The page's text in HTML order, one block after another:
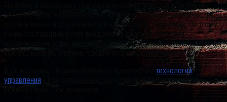
Поэтому в некоторых транспортно-логистических компаниях
работа с удовлетворенностью клиентов и повышение качества
обслуживания воспринимаются как элемент стратегии. Поэтому
такие поставщики услуг внедряют в систему качества
обслуживания дополнительные процессы, чтобы отслеживать и
контролировать степень удовлетворенности клиентов.
технологий
управления удовлетворенностью клиентов является скорее